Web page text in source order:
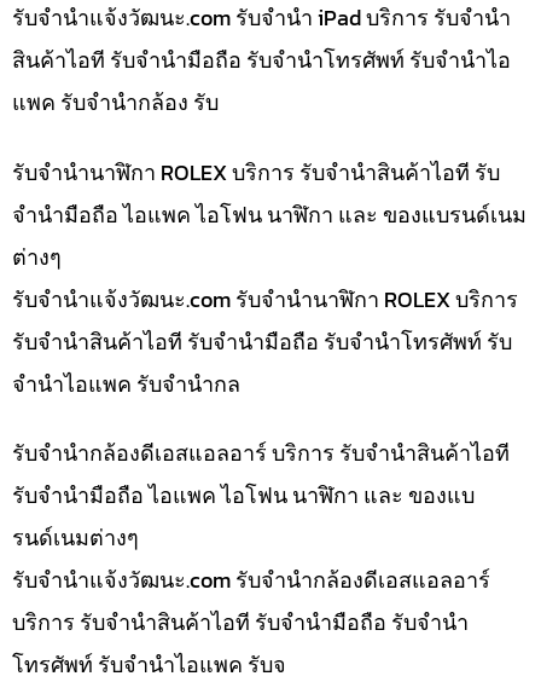
รับจํานําแจ้งวัฒนะ.com รับจำนำ iPad บริการ รับจำนำ
สินค้าไอที รับจำนำมือถือ รับจำนำโทรศัพท์ รับจำนำไอ
แพค รับจำนำกล้อง รับ
รับจำนำนาฬิกา ROLEX บริการ รับจำนำสินค้าไอที รับ
จำนำมือถือ ไอแพค ไอโฟน นาฬิกา และ ของแบรนด์เนม
ต่างๆ
รับจํานําแจ้งวัฒนะ.com รับจำนำนาฬิกา ROLEX บริการ
รับจำนำสินค้าไอที รับจำนำมือถือ รับจำนำโทรศัพท์ รับ
จำนำไอแพค รับจำนำกล
รับจำนำกล้องดีเอสแอลอาร์ บริการ รับจำนำสินค้าไอที
รับจำนำมือถือ ไอแพค ไอโฟน นาฬิกา และ ของแบ
รนด์เนมต่างๆ
รับจํานําแจ้งวัฒนะ.com รับจำนำกล้องดีเอสแอลอาร์
บริการ รับจำนำสินค้าไอที รับจำนำมือถือ รับจำนำ
โทรศัพท์ รับจำนำไอแพค รับจ